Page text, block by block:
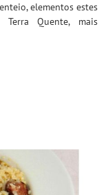
elementos estes
Quente, mais